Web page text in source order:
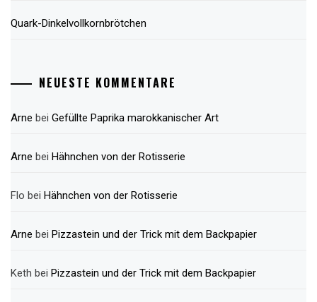
Quark-Dinkelvollkornbrötchen
NEUESTE KOMMENTARE
Arne bei Gefüllte Paprika marokkanischer Art
Arne bei Hähnchen von der Rotisserie
Flo bei Hähnchen von der Rotisserie
Arne bei Pizzastein und der Trick mit dem Backpapier
Keth bei Pizzastein und der Trick mit dem Backpapier